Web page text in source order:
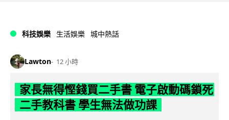
科技娛樂 生活娛樂 城中熱話
Lawton 12 小時
家長無得慳錢買二手書 電子啟動碼鎖死
二手教科書 學生無法做功課